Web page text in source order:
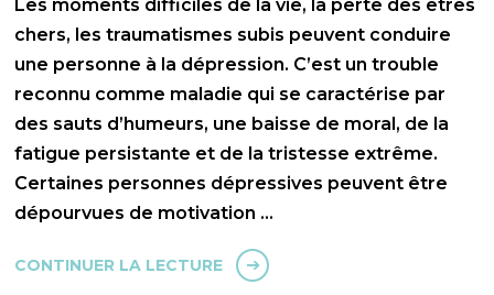
Les moments difficiles de la vie, la perte des êtres
chers, les traumatismes subis peuvent conduire
une personne à la dépression. C’est un trouble
reconnu comme maladie qui se caractérise par
des sauts d’humeurs, une baisse de moral, de la
fatigue persistante et de la tristesse extrême.
Certaines personnes dépressives peuvent être
dépourvues de motivation …
CONTINUER LA LECTURE